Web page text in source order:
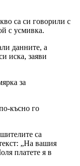
са си говорили с
с усмивка.
данните, а
иска, заяви
за
късно го
са
„На вашия
платете я в